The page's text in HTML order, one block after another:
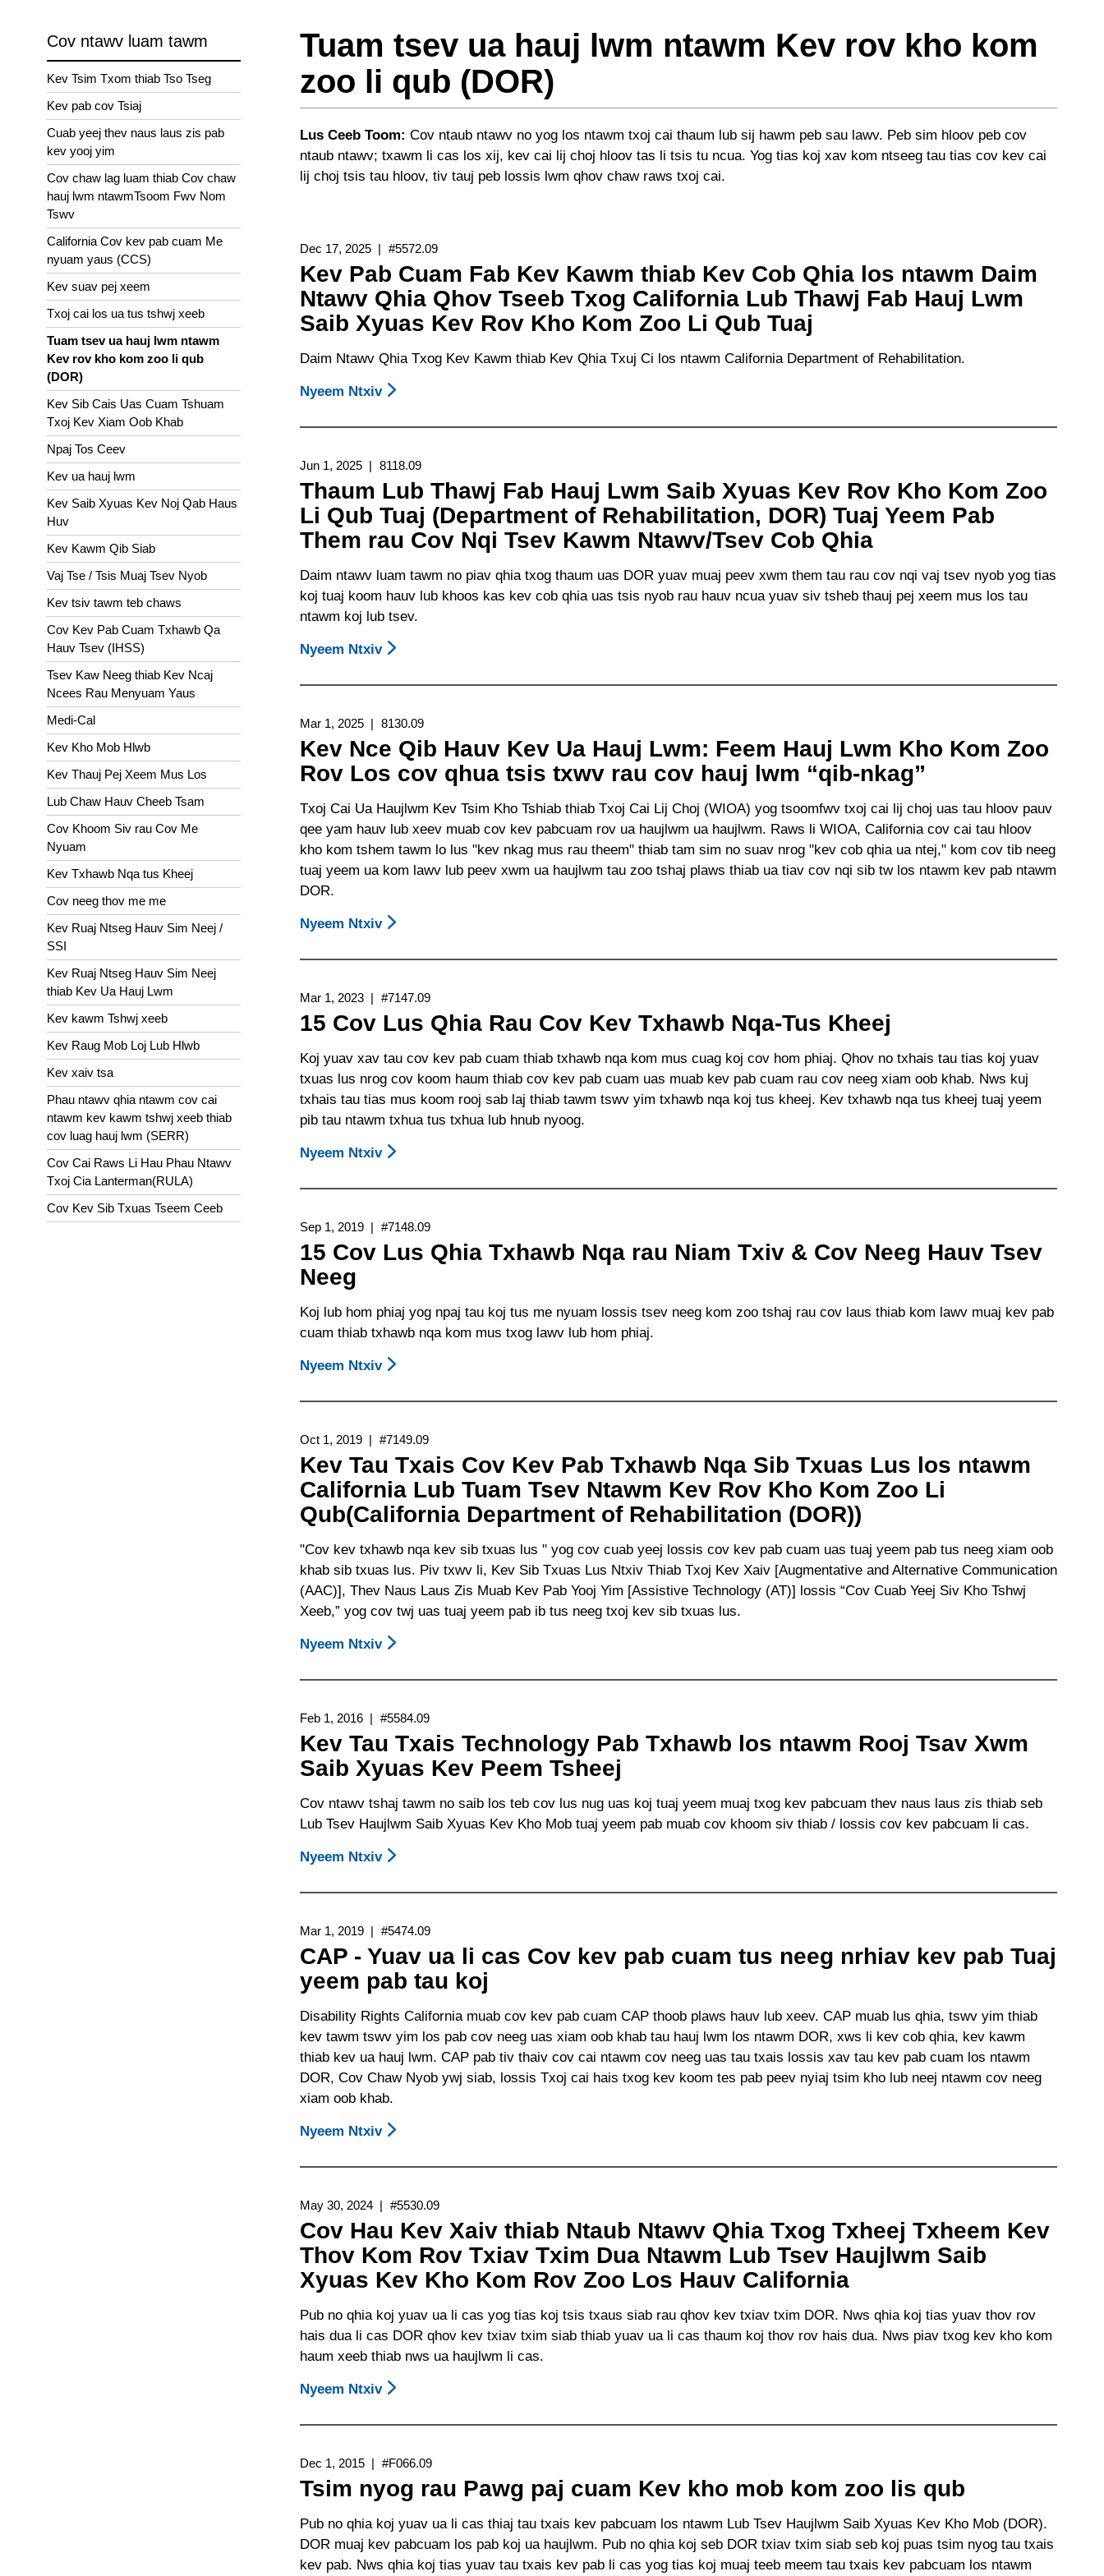
Cov ntawv luam tawm
Kev Tsim Txom thiab Tso Tseg
Kev pab cov Tsiaj
Cuab yeej thev naus laus zis pab
kev yooj yim
Cov chaw lag luam thiab Cov chaw
hauj lwm ntawmTsoom Fwv Nom
Tswv
California Cov kev pab cuam Me
nyuam yaus (CCS)
Kev suav pej xeem
Txoj cai los ua tus tshwj xeeb
Tuam tsev ua hauj lwm ntawm
Kev rov kho kom zoo li qub
(DOR)
Kev Sib Cais Uas Cuam Tshuam
Txoj Kev Xiam Oob Khab
Npaj Tos Ceev
Kev ua hauj lwm
Kev Saib Xyuas Kev Noj Qab Haus
Huv
Kev Kawm Qib Siab
Vaj Tse / Tsis Muaj Tsev Nyob
Kev tsiv tawm teb chaws
Cov Kev Pab Cuam Txhawb Qa
Hauv Tsev (IHSS)
Tsev Kaw Neeg thiab Kev Ncaj
Ncees Rau Menyuam Yaus
Medi-Cal
Kev Kho Mob Hlwb
Kev Thauj Pej Xeem Mus Los
Lub Chaw Hauv Cheeb Tsam
Cov Khoom Siv rau Cov Me
Nyuam
Kev Txhawb Nqa tus Kheej
Cov neeg thov me me
Kev Ruaj Ntseg Hauv Sim Neej /
SSI
Kev Ruaj Ntseg Hauv Sim Neej
thiab Kev Ua Hauj Lwm
Kev kawm Tshwj xeeb
Kev Raug Mob Loj Lub Hlwb
Kev xaiv tsa
Phau ntawv qhia ntawm cov cai
ntawm kev kawm tshwj xeeb thiab
cov luag hauj lwm (SERR)
Cov Cai Raws Li Hau Phau Ntawv
Txoj Cia Lanterman(RULA)
Cov Kev Sib Txuas Tseem Ceeb
Tuam tsev ua hauj lwm ntawm Kev rov kho kom
zoo li qub (DOR)
Lus Ceeb Toom: Cov ntaub ntawv no yog los ntawm txoj cai thaum lub sij hawm peb sau lawv. Peb sim hloov peb cov
ntaub ntawv; txawm li cas los xij, kev cai lij choj hloov tas li tsis tu ncua. Yog tias koj xav kom ntseeg tau tias cov kev cai
lij choj tsis tau hloov, tiv tauj peb lossis lwm qhov chaw raws txoj cai.
Dec 17, 2025 #5572.09
Kev Pab Cuam Fab Kev Kawm thiab Kev Cob Qhia los ntawm Daim
Ntawv Qhia Qhov Tseeb Txog California Lub Thawj Fab Hauj Lwm
Saib Xyuas Kev Rov Kho Kom Zoo Li Qub Tuaj
Daim Ntawv Qhia Txog Kev Kawm thiab Kev Qhia Txuj Ci los ntawm California Department of Rehabilitation.
Nyeem NtxivAbout
Pab
Fab
Kev
Kawm
Thiab
Cob
Qhia
Los
Ntawm
Daim
Qhov
Tseeb
Txog
California
Lub
Thawj
Fab
Hauj
Xyuas
Zoo
Tuaj
Jun 1, 2025 8118.09
Thaum Lub Thawj Fab Hauj Lwm Saib Xyuas Kev Rov Kho Kom Zoo
Li Qub Tuaj (Department of Rehabilitation, DOR) Tuaj Yeem Pab
Them rau Cov Nqi Tsev Kawm Ntawv/Tsev Cob Qhia
Daim ntawv luam tawm no piav qhia txog thaum uas DOR yuav muaj peev xwm them tau rau cov nqi vaj tsev nyob yog tias
koj tuaj koom hauv lub khoos kas kev cob qhia uas tsis nyob rau hauv ncua yuav siv tsheb thauj pej xeem mus los tau
ntawm koj lub tsev.
Nyeem NtxivAbout
Lub
Fab
Hauj
Lwm
Xyuas
Kev
Rov
Kho
Zoo
Qub
(Department
Of
Rehabilitation,
DOR)
Tuaj
Yeem
Pab
Them
Rau
Tsev
Kawm
Ntawv/Tsev
Qhia
Mar 1, 2025 8130.09
Kev Nce Qib Hauv Kev Ua Hauj Lwm: Feem Hauj Lwm Kho Kom Zoo
Rov Los cov qhua tsis txwv rau cov hauj lwm “qib-nkag”
Txoj Cai Ua Haujlwm Kev Tsim Kho Tshiab thiab Txoj Cai Lij Choj (WIOA) yog tsoomfwv txoj cai lij choj uas tau hloov pauv
qee yam hauv lub xeev muab cov kev pabcuam rov ua haujlwm ua haujlwm. Raws li WIOA, California cov cai tau hloov
kho kom tshem tawm lo lus "kev nkag mus rau theem" thiab tam sim no suav nrog "kev cob qhia ua ntej," kom cov tib neeg
tuaj yeem ua kom lawv lub peev xwm ua haujlwm tau zoo tshaj plaws thiab ua tiav cov nqi sib tw los ntawm kev pab ntawm
DOR.
Nyeem NtxivAbout
Nce
Hauv
Kev
Hauj
Lwm:
Feem
Hauj
Lwm
Kom
Rov
Los
Tsis
Txwv
Rau
Cov
“qib-
Nkag”
Mar 1, 2023 #7147.09
15 Cov Lus Qhia Rau Cov Kev Txhawb Nqa-Tus Kheej
Koj yuav xav tau cov kev pab cuam thiab txhawb nqa kom mus cuag koj cov hom phiaj. Qhov no txhais tau tias koj yuav
txuas lus nrog cov koom haum thiab cov kev pab cuam uas muab kev pab cuam rau cov neeg xiam oob khab. Nws kuj
txhais tau tias mus koom rooj sab laj thiab tawm tswv yim txhawb nqa koj tus kheej. Kev txhawb nqa tus kheej tuaj yeem
pib tau ntawm txhua tus txhua lub hnub nyoog.
Nyeem NtxivAbout
Cov
Qhia
Rau
Txhawb
Nqa-
Tus
Sep 1, 2019 #7148.09
15 Cov Lus Qhia Txhawb Nqa rau Niam Txiv & Cov Neeg Hauv Tsev
Neeg
Koj lub hom phiaj yog npaj tau koj tus me nyuam lossis tsev neeg kom zoo tshaj rau cov laus thiab kom lawv muaj kev pab
cuam thiab txhawb nqa kom mus txog lawv lub hom phiaj.
Nyeem NtxivAbout
Cov
Qhia
Txhawb
Nqa
Rau
Txiv
&
Cov
Neeg
Hauv
Tsev
Oct 1, 2019 #7149.09
Kev Tau Txais Cov Kev Pab Txhawb Nqa Sib Txuas Lus los ntawm
California Lub Tuam Tsev Ntawm Kev Rov Kho Kom Zoo Li
Qub(California Department of Rehabilitation (DOR))
"Cov kev txhawb nqa kev sib txuas lus " yog cov cuab yeej lossis cov kev pab cuam uas tuaj yeem pab tus neeg xiam oob
khab sib txuas lus. Piv txwv li, Kev Sib Txuas Lus Ntxiv Thiab Txoj Kev Xaiv [Augmentative and Alternative Communication
(AAC)], Thev Naus Laus Zis Muab Kev Pab Yooj Yim [Assistive Technology (AT)] lossis “Cov Cuab Yeej Siv Kho Tshwj
Xeeb,” yog cov twj uas tuaj yeem pab ib tus neeg txoj kev sib txuas lus.
Nyeem NtxivAbout
Tau
Cov
Kev
Pab
Nqa
Sib
Txuas
Los
California
Lub
Tuam
Tsev
Ntawm
Kev
Rov
Kho
Kom
Li
Of
Rehabilitation
(DOR))
Feb 1, 2016 #5584.09
Kev Tau Txais Technology Pab Txhawb los ntawm Rooj Tsav Xwm
Saib Xyuas Kev Peem Tsheej
Cov ntawv tshaj tawm no saib los teb cov lus nug uas koj tuaj yeem muaj txog kev pabcuam thev naus laus zis thiab seb
Lub Tsev Haujlwm Saib Xyuas Kev Kho Mob tuaj yeem pab muab cov khoom siv thiab / lossis cov kev pabcuam li cas.
Nyeem NtxivAbout
Tau
Technology
Pab
Txhawb
Ntawm
Rooj
Tsav
Xwm
Saib
Xyuas
Peem
Mar 1, 2019 #5474.09
CAP - Yuav ua li cas Cov kev pab cuam tus neeg nrhiav kev pab Tuaj
yeem pab tau koj
Disability Rights California muab cov kev pab cuam CAP thoob plaws hauv lub xeev. CAP muab lus qhia, tswv yim thiab
kev tawm tswv yim los pab cov neeg uas xiam oob khab tau hauj lwm los ntawm DOR, xws li kev cob qhia, kev kawm
thiab kev ua hauj lwm. CAP pab tiv thaiv cov cai ntawm cov neeg uas tau txais lossis xav tau kev pab cuam los ntawm
DOR, Cov Chaw Nyob ywj siab, lossis Txoj cai hais txog kev koom tes pab peev nyiaj tsim kho lub neej ntawm cov neeg
xiam oob khab.
Nyeem NtxivAbout
-
Ua
Li
Cas
Cov
Pab
Cuam
Tus
Neeg
Nrhiav
Tuaj
Yeem
Pab
Tau
Koj
May 30, 2024 #5530.09
Cov Hau Kev Xaiv thiab Ntaub Ntawv Qhia Txog Txheej Txheem Kev
Thov Kom Rov Txiav Txim Dua Ntawm Lub Tsev Haujlwm Saib
Xyuas Kev Kho Kom Rov Zoo Los Hauv California
Pub no qhia koj yuav ua li cas yog tias koj tsis txaus siab rau qhov kev txiav txim DOR. Nws qhia koj tias yuav thov rov
hais dua li cas DOR qhov kev txiav txim siab thiab yuav ua li cas thaum koj thov rov hais dua. Nws piav txog kev kho kom
haum xeeb thiab nws ua haujlwm li cas.
Nyeem NtxivAbout
Hau
Xaiv
Thiab
Ntawv
Qhia
Dec 1, 2015 #F066.09
Tsim nyog rau Pawg paj cuam Kev kho mob kom zoo lis qub
Pub no qhia koj yuav ua li cas thiaj tau txais kev pabcuam los ntawm Lub Tsev Haujlwm Saib Xyuas Kev Kho Mob (DOR).
DOR muaj kev pabcuam los pab koj ua haujlwm. Pub no qhia koj seb DOR txiav txim siab seb koj puas tsim nyog tau txais
kev pab. Nws qhia koj tias yuav tau txais kev pab li cas yog tias koj muaj teeb meem tau txais kev pabcuam los ntawm